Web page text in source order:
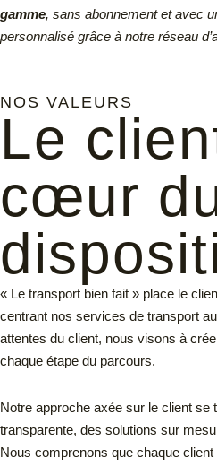
gamme, sans abonnement et avec
personnalisé grâce à notre réseau
NOS VALEURS
Le
cœur
« Le transport bien fait » place le
centrant nos services de transport
attentes du client, nous visons à
chaque étape du parcours.
Notre approche axée sur le client se
transparente, des solutions sur
Nous comprenons que chaque